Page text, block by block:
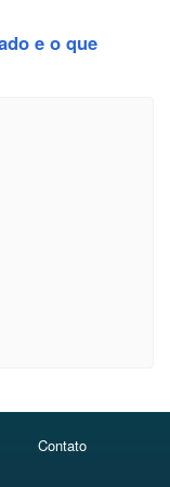
e o que
Contato